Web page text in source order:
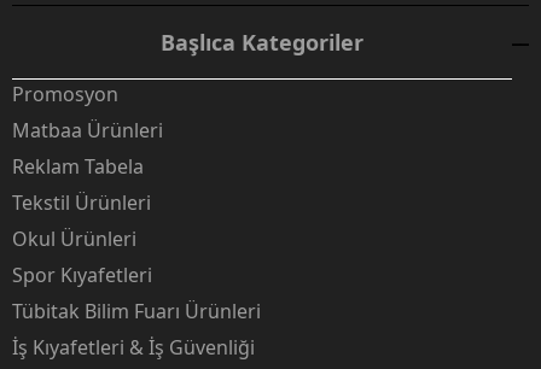
Başlıca Kategoriler
Promosyon
Matbaa Ürünleri
Reklam Tabela
Tekstil Ürünleri
Okul Ürünleri
Spor Kıyafetleri
Tübitak Bilim Fuarı Ürünleri
İş Kıyafetleri & İş Güvenliği